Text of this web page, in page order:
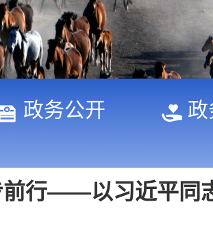
政务公开 政
会主义现代化强国